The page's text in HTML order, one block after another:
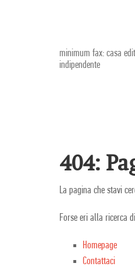
minimum fax: casa
indipendente
404:
La pagina che stavi
Forse eri alla ricerca
Homepage
Contattaci